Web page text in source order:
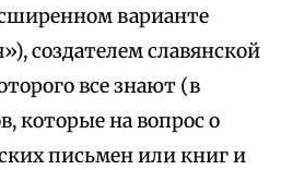
варианте
создателем славянской
все знают (в
которые на вопрос о
письмен или книг и